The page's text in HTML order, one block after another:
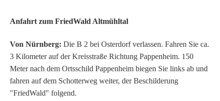
Anfahrt zum FriedWald Altmühltal
Von Nürnberg: Die B 2 bei Osterdorf verlassen. Fahren Sie ca.
3 Kilometer auf der Kreisstraße Richtung Pappenheim. 150
Meter nach dem Ortsschild Pappenheim biegen Sie links ab und
fahren auf dem Schotterweg weiter, der Beschilderung
"FriedWald" folgend.